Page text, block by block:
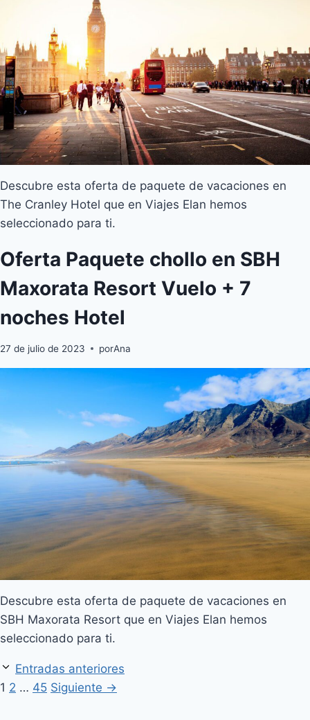
Descubre esta oferta de paquete de vacaciones en
The Cranley Hotel que en Viajes Elan hemos
seleccionado para ti.
Oferta Paquete chollo en SBH
Maxorata Resort Vuelo + 7
noches Hotel
27 de julio de 2023 porAna
Descubre esta oferta de paquete de vacaciones en
SBH Maxorata Resort que en Viajes Elan hemos
seleccionado para ti.
Entradas anteriores
Página
1 Página
2 … Página
45 Siguiente →